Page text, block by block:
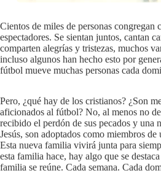
Cientos de miles de personas congregan
espectadores. Se sientan juntos, cantan
comparten alegrías y tristezas, muchos
incluso algunos han hecho esto por
fútbol mueve muchas personas cada
Pero, ¿qué hay de los cristianos? ¿Son
aficionados al fútbol? No, al menos no
recibido el perdón de sus pecados y una
Jesús, son adoptados como miembros
Esta nueva familia vivirá junta para
esta familia hace, hay algo que se
familia se reúne. Cada semana. Cada